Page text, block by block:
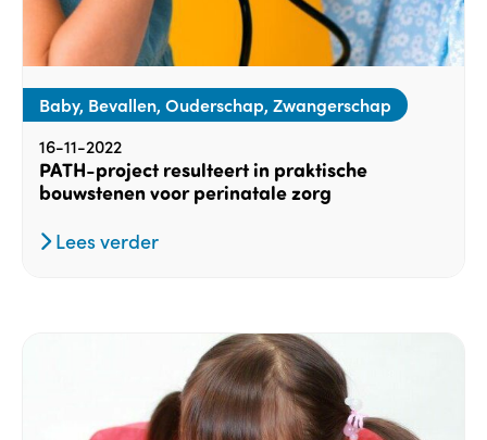
Baby, Bevallen, Ouderschap, Zwangerschap
16-11-2022
PATH-project resulteert in praktische
bouwstenen voor perinatale zorg
Lees verder